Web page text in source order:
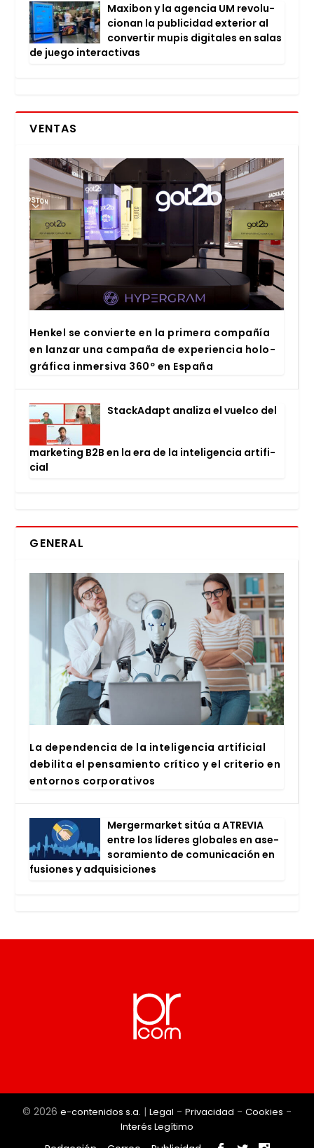
Maxi­bon y la agen­cia UM revo­lu­
cio­nan la publi­ci­dad exte­rior al
con­ver­tir mupis digi­ta­les en salas
de jue­go inter­ac­ti­vas
VENTAS
Hen­kel se con­vier­te en la pri­me­ra com­pa­ñía
en lan­zar una cam­pa­ña de expe­rien­cia holo­
grá­fi­ca inmer­si­va 360º en Espa­ña
Stac­kA­dapt ana­li­za el vuel­co del
mar­ke­ting B2B en la era de la inte­li­gen­cia arti­fi­
cial
GENERAL
La depen­den­cia de la inte­li­gen­cia arti­fi­cial
debi­li­ta el pen­sa­mien­to crí­ti­co y el cri­te­rio en
entor­nos cor­po­ra­ti­vos
Mer­ger­mar­ket sitúa a ATRE­VIA
entre los líde­res glo­ba­les en ase­
so­ra­mien­to de comu­ni­ca­ción en
fusio­nes y adqui­si­cio­nes
© 2026 e-contenidos s.a. | Legal - Privacidad - Cookies -
Interés Legítimo